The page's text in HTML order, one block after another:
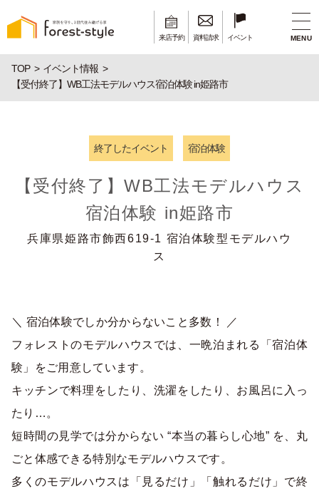
来店予約 資料請求 イベント MENU
TOP
イベント情報
【受付終了】WB工法モデルハウス宿泊体験 in姫路市
終了したイベント 宿泊体験
【受付終了】WB工法モデルハウス
宿泊体験 in姫路市
兵庫県姫路市飾西619-1 宿泊体験型モデルハウ
ス
＼ 宿泊体験でしか分からないこと多数！ ／
フォレストのモデルハウスでは、一晩泊まれる「宿泊体
験」をご用意しています。
キッチンで料理をしたり、洗濯をしたり、お風呂に入っ
たり…。
短時間の見学では分からない “本当の暮らし心地” を、丸
ごと体感できる特別なモデルハウスです。
多くのモデルハウスは「見るだけ」「触れるだけ」で終